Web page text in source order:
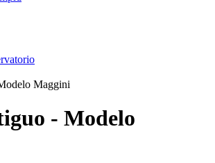
Maggini
- Modelo